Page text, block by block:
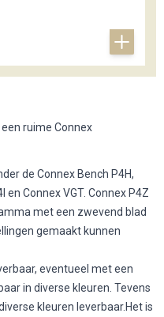
ruime Connex
de Connex Bench P4H,
en Connex VGT. Connex P4Z
met een zwevend blad
gemaakt kunnen
eventueel met een
in diverse kleuren. Tevens
kleuren leverbaar.Het is